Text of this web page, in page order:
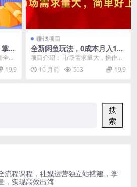
握
境面
境
19.9
赚钱项目
全新闲鱼玩法，0成本月入1w
+，市场需求量大，简单好上
项目介绍： 市场需求量大，操作简
单，几分钟就能完成一单 资源下载
地址10 月前 503 19.9
搜
索
流程课程，社媒运营独立站搭建，掌
，实现高效出海